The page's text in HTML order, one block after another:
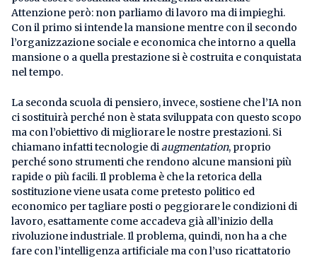
Attenzione però: non parliamo di lavoro ma di impieghi.
Con il primo si intende la mansione mentre con il secondo
l’organizzazione sociale e economica che intorno a quella
mansione o a quella prestazione si è costruita e conquistata
nel tempo.
La seconda scuola di pensiero, invece, sostiene che l’IA non
ci sostituirà perché non è stata sviluppata con questo scopo
ma con l’obiettivo di migliorare le nostre prestazioni. Si
chiamano infatti tecnologie diaugmentation, proprio
perché sono strumenti che rendono alcune mansioni più
rapide o più facili. Il problema è che la retorica della
sostituzione viene usata come pretesto politico ed
economico per tagliare posti o peggiorare le condizioni di
lavoro, esattamente come accadeva già all’inizio della
rivoluzione industriale. Il problema, quindi, non ha a che
fare con l’intelligenza artificiale ma con l’uso ricattatorio